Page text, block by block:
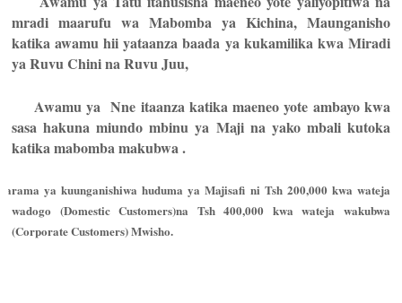
mradi maarufu wa Mabomba ya Kichina, Maunganisho
katika awamu hii yataanza baada ya kukamilika kwa Miradi
ya Ruvu Chini na Ruvu Juu,
Awamu ya Nne itaanza katika maeneo yote ambayo kwa
sasa hakuna miundo mbinu ya Maji na yako mbali kutoka
katika mabomba makubwa .
ya kuunganishiwa huduma ya Majisafi ni Tsh 200,000 kwa wateja
wadogo (Domestic Customers)na Tsh 400,000 kwa wateja wakubwa
(Corporate Customers) Mwisho.